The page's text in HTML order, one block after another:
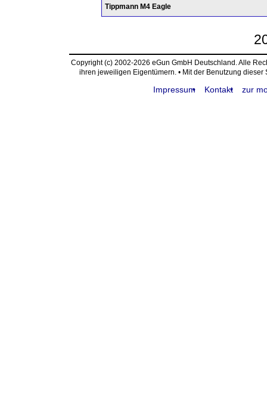
Tippmann M4 Eagle
Copyright (c) 2002-2026 eGun GmbH Deutschland. Alle
ihren jeweiligen Eigentümern. • Mit der Benutzung
Impressum Kontakt zur